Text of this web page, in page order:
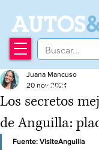
AUTOS
Recibí nuestro
Newsletter
Los secretos
de Anguilla:
Juana Mancuso
20 nov 2024
Fuente: VisiteAnguilla